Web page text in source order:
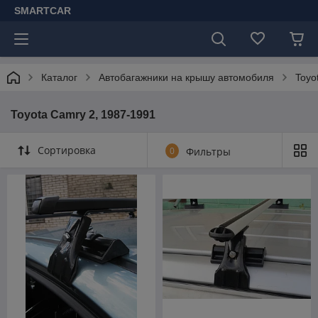
SMARTCAR
Каталог Автобагажники на крышу автомобиля
Toyota Camry 2, 1987-1991
Сортировка 0 Фильтры